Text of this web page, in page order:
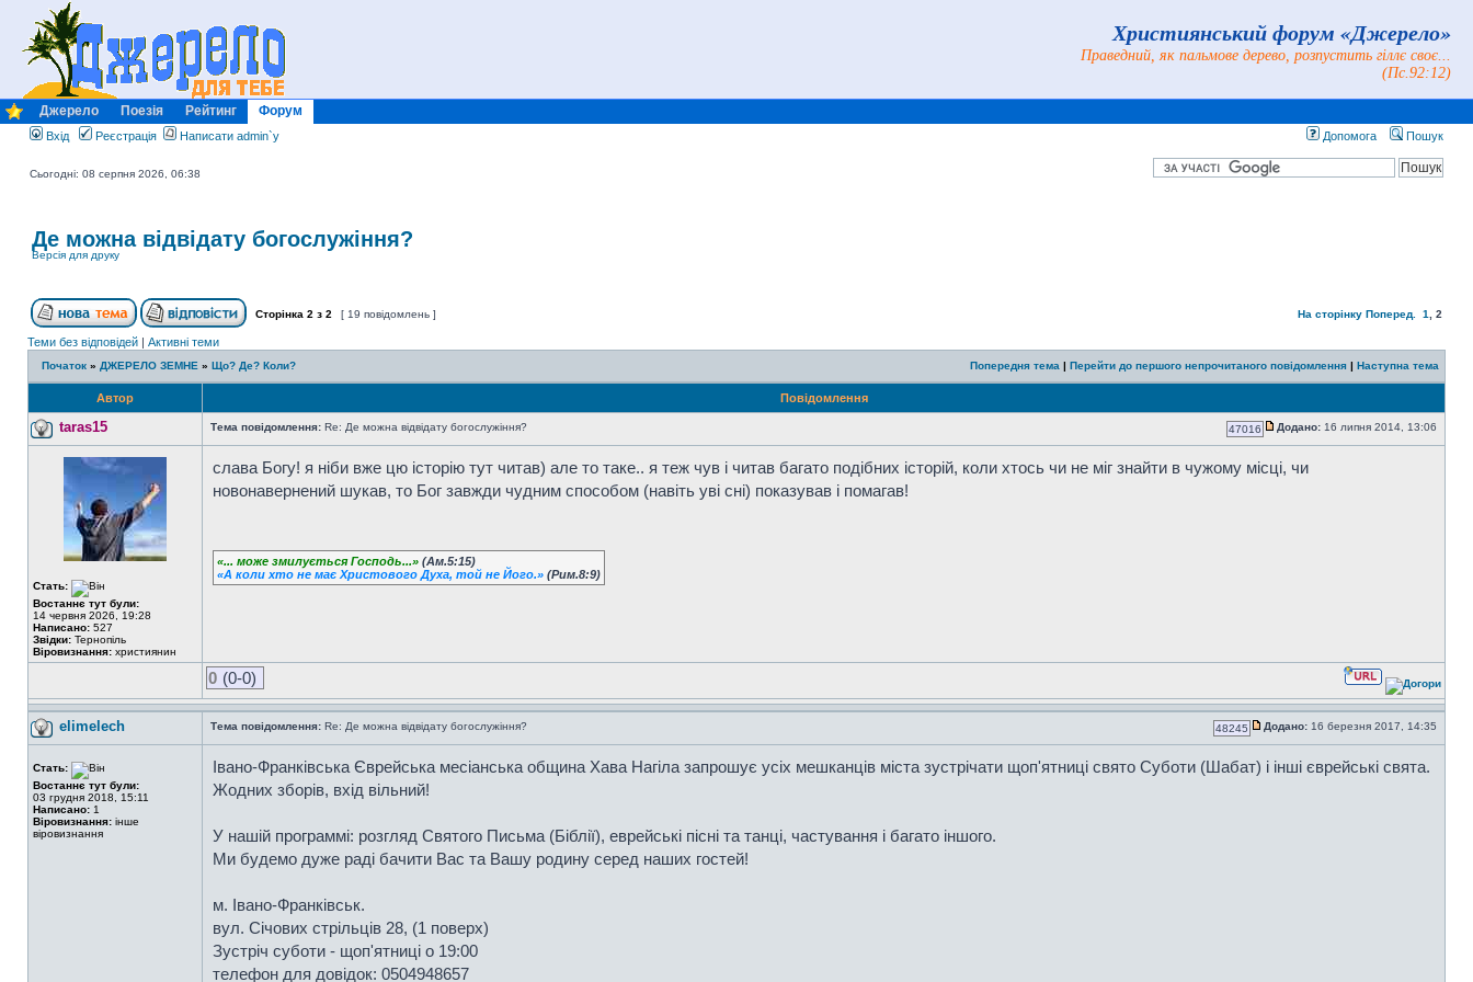
Християнський форум «Джерело»
Праведний, як пальмове дерево, розпустить гіллє своє...
(Пс.92:12)
Джерело Поезія Рейтинг Форум
Вхід Реєстрація Написати admin`у Допомога Пошук
Сьогодні: 08 серпня 2026, 06:38
Де можна відвідату богослужіння?
Версія для друку
Сторінка 2 з 2 [ 19 повідомлень ] На сторінку Поперед. 1 2
Теми без відповідей | Активні теми
Початок » ДЖЕРЕЛО ЗЕМНЕ » Що? Де? Коли? Попередня тема | Перейти до першого непрочитаного повідомлення | Наступна тема
Автор Повідомлення
taras15 Тема повідомлення: Re: Де можна відвідату богослужіння? 47016 Додано: 16 липня 2014, 13:06
Стать:
Востаннє тут були:
14 червня 2026, 19:28
Написано: 527
Звідки: Тернопіль
Віровизнання: християнин
слава Богу! я ніби вже цю історію тут читав) але то таке.. я теж чув і читав багато подібних історій, коли хтось чи не міг знайти в чужому місці, чи
новонавернений шукав, то Бог завжди чудним способом (навіть уві сні) показував і помагав!
«... може змилується Господь...» (Ам.5:15)
«А коли хто не має Христового Духа, той не Його.» (Рим.8:9)
0 (0-0)
elimelech Тема повідомлення: Re: Де можна відвідату богослужіння? 48245 Додано: 16 березня 2017, 14:35
Стать:
Востаннє тут були:
03 грудня 2018, 15:11
Написано: 1
Віровизнання: інше
віровизнання
Івано-Франківська Єврейська месіанська община Хава Нагіла запрошує усіх мешканців міста зустрічати щоп'ятниці свято Суботи (Шабат) і інші єврейські свята.
Жодних зборів, вхід вільний!
У нашій программі: розгляд Святого Письма (Біблії), еврейські пісні та танці, частування і багато іншого.
Ми будемо дуже раді бачити Вас та Вашу родину серед наших гостей!
м. Івано-Франківськ.
вул. Січових стрільців 28, (1 поверх)
Зустріч суботи - щоп'ятниці о 19:00
телефон для довідок: 0504948657